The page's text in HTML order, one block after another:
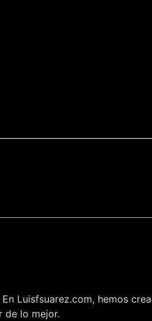
Luisfsuarez.com, hemos
de lo mejor.